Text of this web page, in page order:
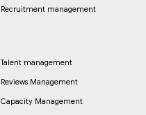
Recruitment management
Talent management
Reviews Management
Capacity Management